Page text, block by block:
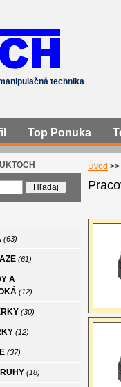
technika
Úvod >>
(63)
(61)
A
(12)
(30)
(12)
(37)
(18)
Top Ponuka